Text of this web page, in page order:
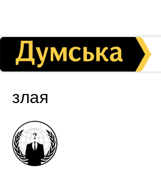
злая